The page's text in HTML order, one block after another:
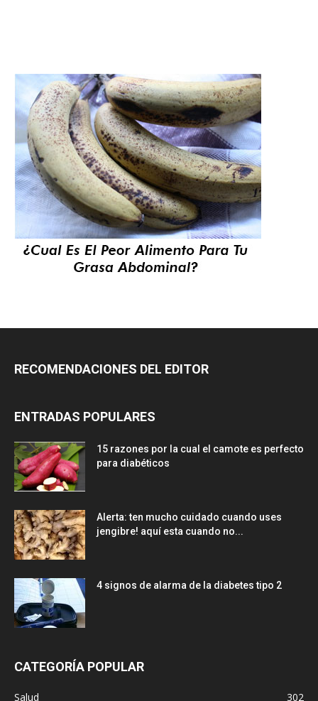
RECOMENDACIONES DEL EDITOR
ENTRADAS POPULARES
15 razones por la cual el camote es perfecto
para diabéticos
Alerta: ten mucho cuidado cuando uses
jengibre! aquí esta cuando no...
4 signos de alarma de la diabetes tipo 2
CATEGORÍA POPULAR
Salud 302